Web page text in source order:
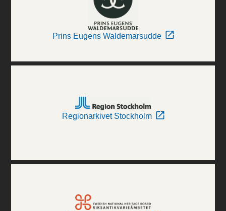
Prins Eugens Waldemarsudde
Regionarkivet Stockholm